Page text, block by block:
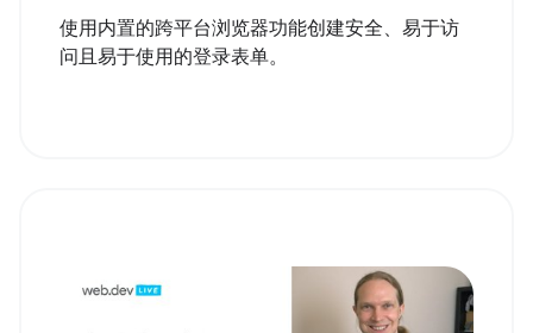
使用内置的跨平台浏览器功能创建安全、易于访
问且易于使用的登录表单。